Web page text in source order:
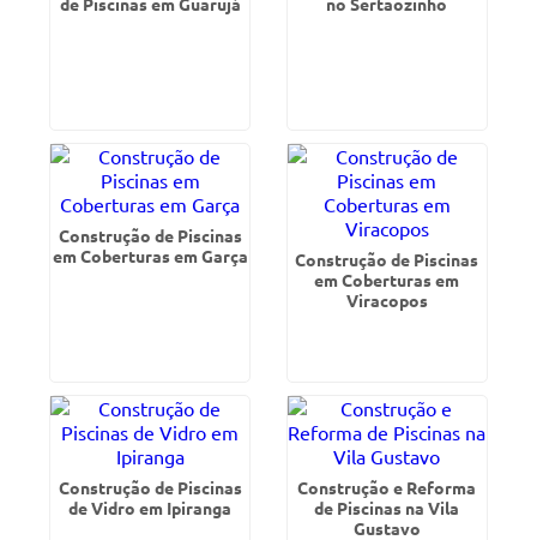
Construção de Piscinas
em Coberturas em Garça
Construção de Piscinas
em Coberturas em
Viracopos
Construção de Piscinas
de Vidro em Ipiranga
Construção e Reforma
de Piscinas na Vila
Gustavo